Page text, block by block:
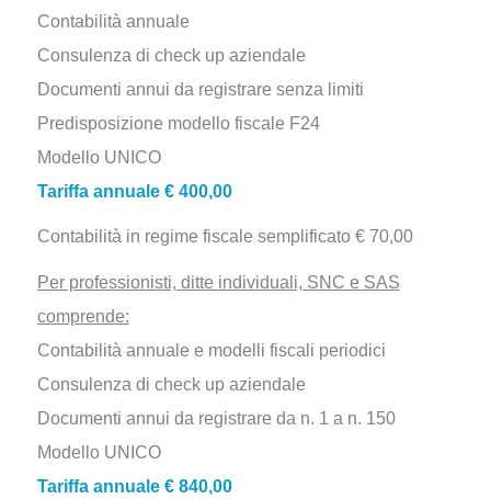
Contabilità annuale
Consulenza di check up aziendale
Documenti annui da registrare senza limiti
Predisposizione modello fiscale F24
Modello UNICO
Tariffa annuale € 400,00
Contabilità in regime fiscale semplificato € 70,00
Per professionisti, ditte individuali, SNC e SAS
comprende:
Contabilità annuale e modelli fiscali periodici
Consulenza di check up aziendale
Documenti annui da registrare da n. 1 a n. 150
Modello UNICO
Tariffa annuale € 840,00